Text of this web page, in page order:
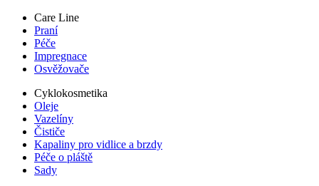
Care Line
Praní
Péče
Impregnace
Osvěžovače
Cyklokosmetika
Oleje
Vazelíny
Čističe
Kapaliny pro vidlice a brzdy
Péče o pláště
Sady